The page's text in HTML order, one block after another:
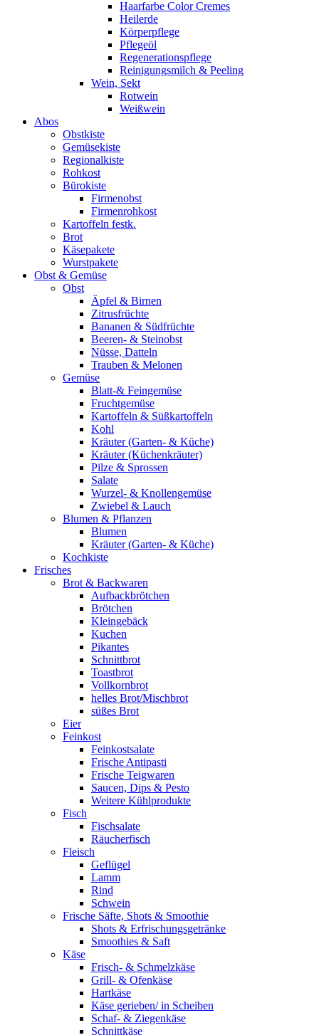
Haarfarbe Color Cremes
Heilerde
Körperpflege
Pflegeöl
Regenerationspflege
Reinigungsmilch & Peeling
Wein, Sekt
Rotwein
Weißwein
Abos
Obstkiste
Gemüsekiste
Regionalkiste
Rohkost
Bürokiste
Firmenobst
Firmenrohkost
Kartoffeln festk.
Brot
Käsepakete
Wurstpakete
Obst & Gemüse
Obst
Äpfel & Birnen
Zitrusfrüchte
Bananen & Südfrüchte
Beeren- & Steinobst
Nüsse, Datteln
Trauben & Melonen
Gemüse
Blatt-& Feingemüse
Fruchtgemüse
Kartoffeln & Süßkartoffeln
Kohl
Kräuter (Garten- & Küche)
Kräuter (Küchenkräuter)
Pilze & Sprossen
Salate
Wurzel- & Knollengemüse
Zwiebel & Lauch
Blumen & Pflanzen
Blumen
Kräuter (Garten- & Küche)
Kochkiste
Frisches
Brot & Backwaren
Aufbackbrötchen
Brötchen
Kleingebäck
Kuchen
Pikantes
Schnittbrot
Toastbrot
Vollkornbrot
helles Brot/Mischbrot
süßes Brot
Eier
Feinkost
Feinkostsalate
Frische Antipasti
Frische Teigwaren
Saucen, Dips & Pesto
Weitere Kühlprodukte
Fisch
Fischsalate
Räucherfisch
Fleisch
Geflügel
Lamm
Rind
Schwein
Frische Säfte, Shots & Smoothie
Shots & Erfrischungsgetränke
Smoothies & Saft
Käse
Frisch- & Schmelzkäse
Grill- & Ofenkäse
Hartkäse
Käse gerieben/ in Scheiben
Schaf- & Ziegenkäse
Schnittkäse